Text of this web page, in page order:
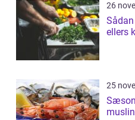
26
ellers
25